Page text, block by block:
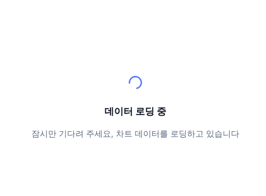
예측 시장
ETF 자금 흐름
CMC 에이전트 허브
스킬 마켓플레이스
사이트 위젯
데이터 로딩 중
잠시만 기다려 주세요, 차트 데이터를 로딩하고 있습니다